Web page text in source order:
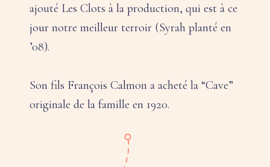
ajouté Les Clots à la production, qui est à ce
jour notre meilleur terroir (Syrah planté en
’08).
Son fils François Calmon a acheté la “Cave”
originale de la famille en 1920.